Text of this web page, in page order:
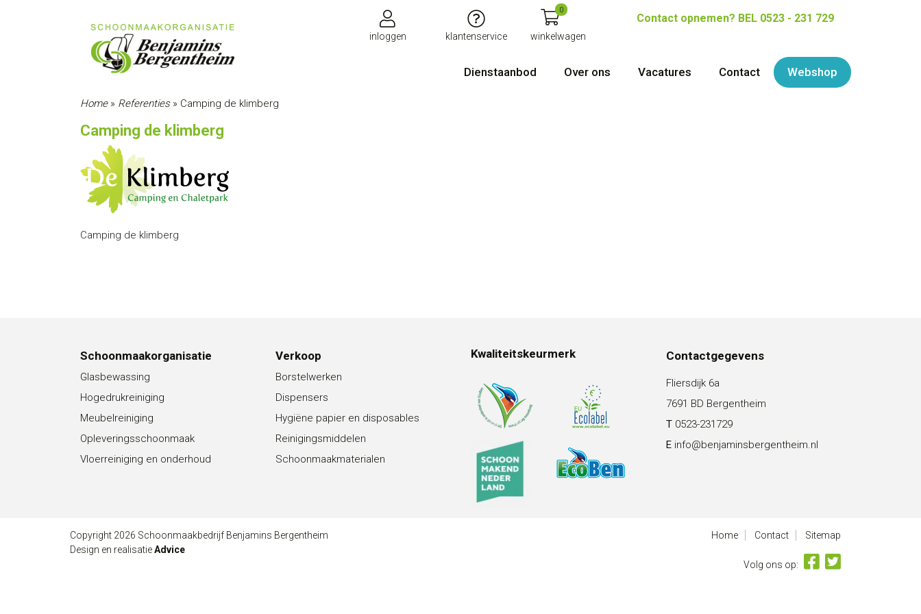
inloggen klantenservice
0
winkelwagen
Contact opnemen? BEL 0523 - 231 729
Dienstaanbod Over ons Vacatures Contact Webshop
Home» Referenties» Camping de klimberg
Camping de klimberg
Camping de klimberg
Schoonmaakorganisatie
Glasbewassing
Hogedrukreiniging
Meubelreiniging
Opleveringsschoonmaak
Vloerreiniging en onderhoud
Verkoop
Borstelwerken
Dispensers
Hygiëne papier en disposables
Reinigingsmiddelen
Schoonmaakmaterialen
Kwaliteitskeurmerk Contactgegevens
Fliersdijk 6a
7691 BD Bergentheim
T 0523-231729
E info@benjaminsbergentheim.nl
Copyright 2026 Schoonmaakbedrijf Benjamins Bergentheim
Design en realisatieAdvice
Home Contact Sitemap
Volg ons op: